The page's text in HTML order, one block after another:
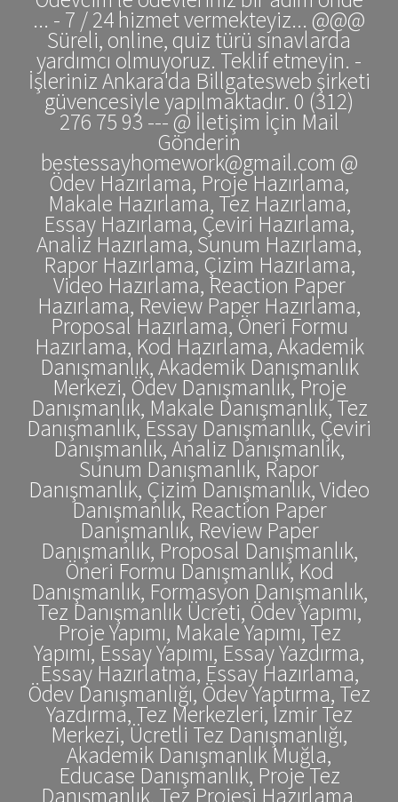
... - 7 / 24 hizmet vermekteyiz... @@@
Süreli, online, quiz türü sınavlarda
yardımcı olmuyoruz. Teklif etmeyin. -
İşleriniz Ankara'da Billgatesweb şirketi
güvencesiyle yapılmaktadır. 0 (312)
276 75 93 --- @ İletişim İçin Mail
Gönderin
bestessayhomework@gmail.com @
Ödev Hazırlama, Proje Hazırlama,
Makale Hazırlama, Tez Hazırlama,
Essay Hazırlama, Çeviri Hazırlama,
Analiz Hazırlama, Sunum Hazırlama,
Rapor Hazırlama, Çizim Hazırlama,
Video Hazırlama, Reaction Paper
Hazırlama, Review Paper Hazırlama,
Proposal Hazırlama, Öneri Formu
Hazırlama, Kod Hazırlama, Akademik
Danışmanlık, Akademik Danışmanlık
Merkezi, Ödev Danışmanlık, Proje
Danışmanlık, Makale Danışmanlık, Tez
Danışmanlık, Essay Danışmanlık, Çeviri
Danışmanlık, Analiz Danışmanlık,
Sunum Danışmanlık, Rapor
Danışmanlık, Çizim Danışmanlık, Video
Danışmanlık, Reaction Paper
Danışmanlık, Review Paper
Danışmanlık, Proposal Danışmanlık,
Öneri Formu Danışmanlık, Kod
Danışmanlık, Formasyon Danışmanlık,
Tez Danışmanlık Ücreti, Ödev Yapımı,
Proje Yapımı, Makale Yapımı, Tez
Yapımı, Essay Yapımı, Essay Yazdırma,
Essay Hazırlatma, Essay Hazırlama,
Ödev Danışmanlığı, Ödev Yaptırma, Tez
Yazdırma, Tez Merkezleri, İzmir Tez
Merkezi, Ücretli Tez Danışmanlığı,
Akademik Danışmanlık Muğla,
Educase Danışmanlık, Proje Tez
Danışmanlık, Tez Projesi Hazırlama,